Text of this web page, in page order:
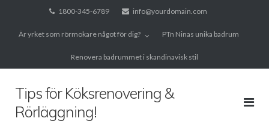
content
1800-345-6789 info@yourdomain.com
Är yrket som rörmokare något för dig? PTn Ninas unika badrum
Renovera badrummet i skandinavisk stil
Tips för Köksrenovering &
Rörläggning!